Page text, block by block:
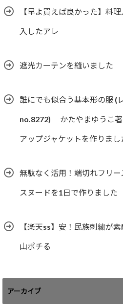
【早よ買えば良かった】料
入したアレ
遮光カーテンを縫いました
誰にでも似合う基本形の服 (
no.8272) かたやまゆうこ
アップジャケットを作りまし
無駄なく活用！端切れフリ
スヌードを1日で作りました
【楽天ss】安！民族刺繍が
山ポチる
アーカイブ